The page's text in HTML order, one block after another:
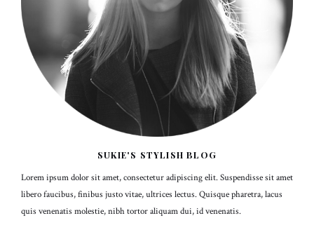
SUKIE'S STYLISH BLOG
Lorem ipsum dolor sit amet, consectetur adipiscing elit. Suspendisse sit amet
libero faucibus, finibus justo vitae, ultrices lectus. Quisque pharetra, lacus
quis venenatis molestie, nibh tortor aliquam dui, id venenatis.